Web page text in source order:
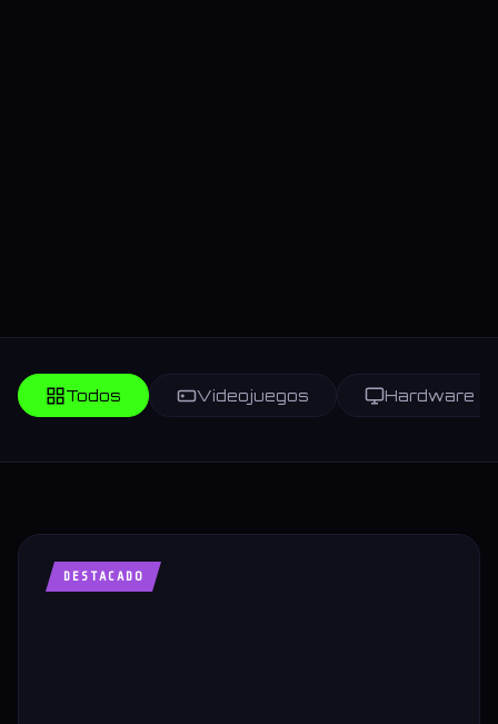
Todos Videojuegos Hardware
DESTACADO